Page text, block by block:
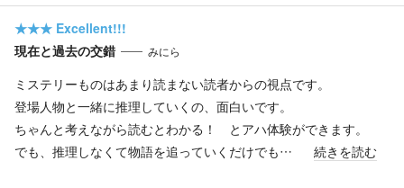
★★★ Excellent!!!
現在と過去の交錯
みにら
ミステリーものはあまり読まない読者からの視点です。
登場人物と一緒に推理していくの、面白いです。
ちゃんと考えながら読むとわかる！ とアハ体験ができます。
でも、推理しなくて物語を追っていくだけでも…
続きを読む